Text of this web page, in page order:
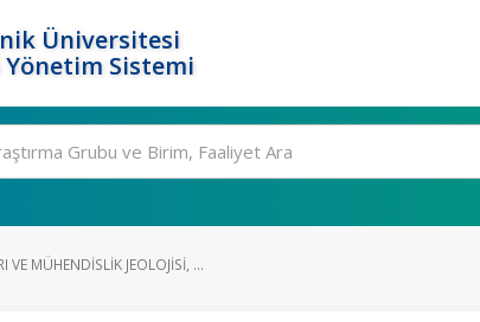
Üniversitesi
Sistemi
VE MÜHENDISLIK JEOLOJISI, ...